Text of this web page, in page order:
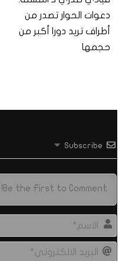
دعوات الحوار تصدر من
أطراف تريد دورا أكبر من
حجمها
Subscribe